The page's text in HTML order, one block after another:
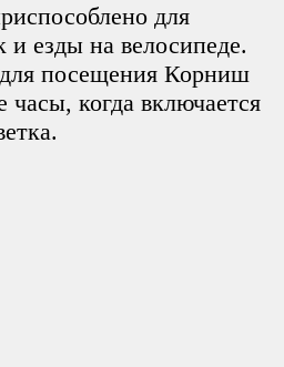
для
и езды на велосипеде.
посещения Корниш
часы, когда включается